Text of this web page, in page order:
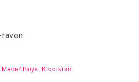
Made4Boys, Kiddikram